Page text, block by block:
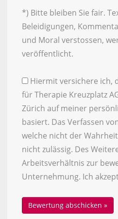
*) Bitte bleiben Sie fair.
Beleidigungen,
und Moral verstossen,
veröffentlicht.
Hiermit versichere ich,
für Therapie Kreuzplatz
Zürich auf meiner
basiert. Das Verfassen
welche nicht der
nicht zulässig. Des
Arbeitsverhältnis zur
Unternehmung. Ich